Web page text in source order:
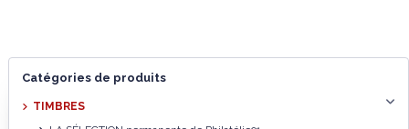
Catégories de produits
TIMBRES